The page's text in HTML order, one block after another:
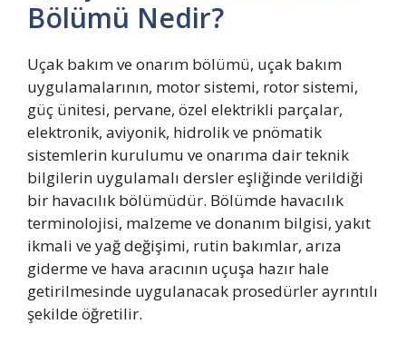
Bölümü Nedir?
Uçak bakım ve onarım bölümü, uçak bakım
uygulamalarının, motor sistemi, rotor sistemi,
güç ünitesi, pervane, özel elektrikli parçalar,
elektronik, aviyonik, hidrolik ve pnömatik
sistemlerin kurulumu ve onarıma dair teknik
bilgilerin uygulamalı dersler eşliğinde verildiği
bir havacılık bölümüdür. Bölümde havacılık
terminolojisi, malzeme ve donanım bilgisi, yakıt
ikmali ve yağ değişimi, rutin bakımlar, arıza
giderme ve hava aracının uçuşa hazır hale
getirilmesinde uygulanacak prosedürler ayrıntılı
şekilde öğretilir.